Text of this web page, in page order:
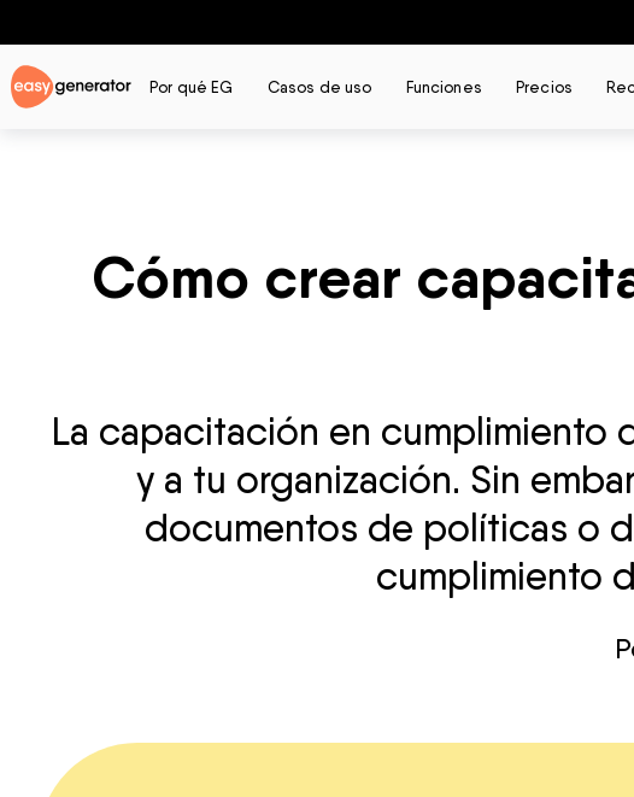
Por qué EG Casos de uso Funciones Precios
Cómo crear
La capacitación en cumplimiento
y a tu organización. Sin
documentos de políticas o
cumplimiento